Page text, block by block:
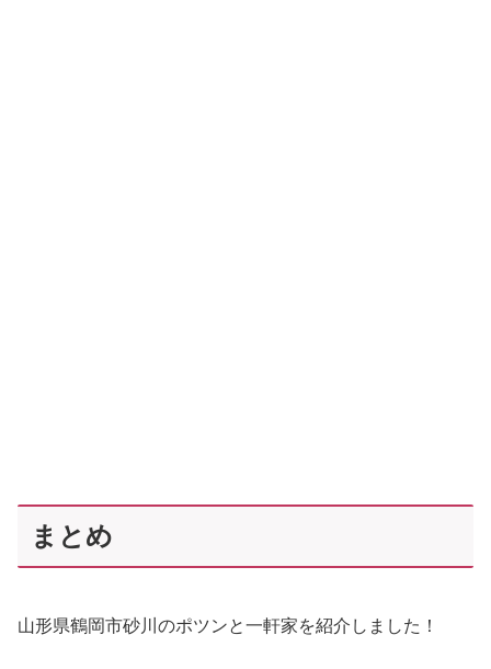
まとめ
山形県鶴岡市砂川のポツンと一軒家を紹介しました！